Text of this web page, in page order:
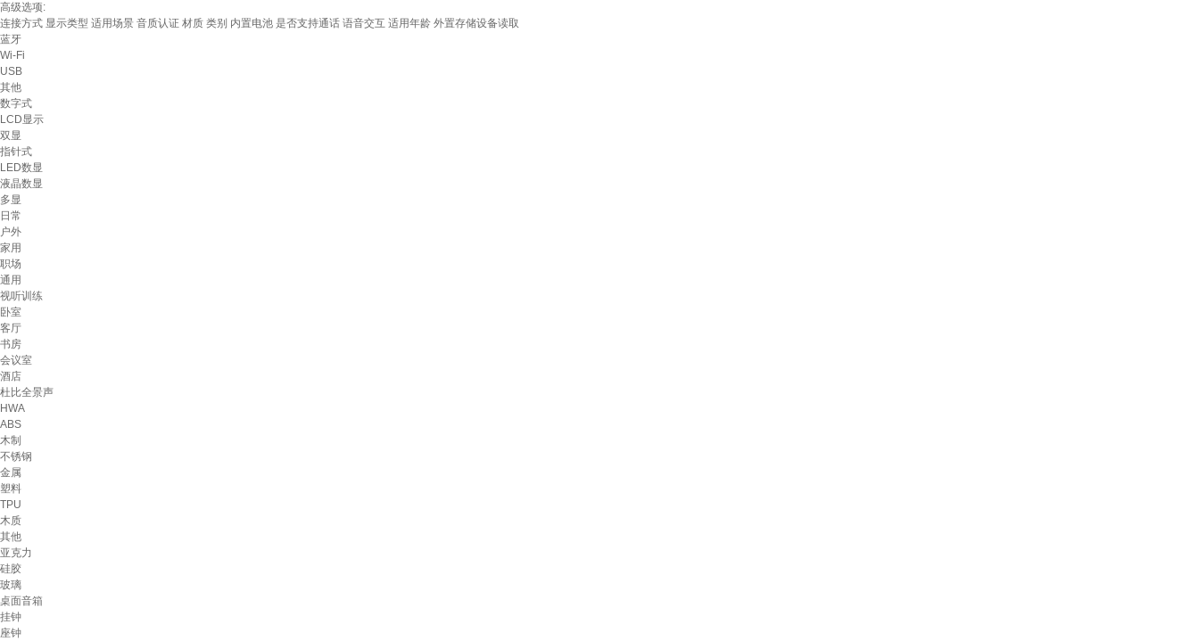
高级选项:
连接方式 显示类型 适用场景 音质认证 材质 类别 内置电池 是否支持通话 语音交互 适用年龄 外置存储设备读取
蓝牙
Wi-Fi
USB
其他
数字式
LCD显示
双显
指针式
LED数显
液晶数显
多显
日常
户外
家用
职场
通用
视听训练
卧室
客厅
书房
会议室
酒店
杜比全景声
HWA
ABS
木制
不锈钢
金属
塑料
TPU
木质
其他
亚克力
硅胶
玻璃
桌面音箱
挂钟
座钟